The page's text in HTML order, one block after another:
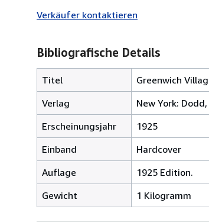
Verkäufer kontaktieren
Bibliografische Details
Titel
Greenwich
Verlag
New York:
Erscheinungsjahr
1925
Einband
Hardcover
Auflage
1925 Edition.
Gewicht
1 Kilogramm